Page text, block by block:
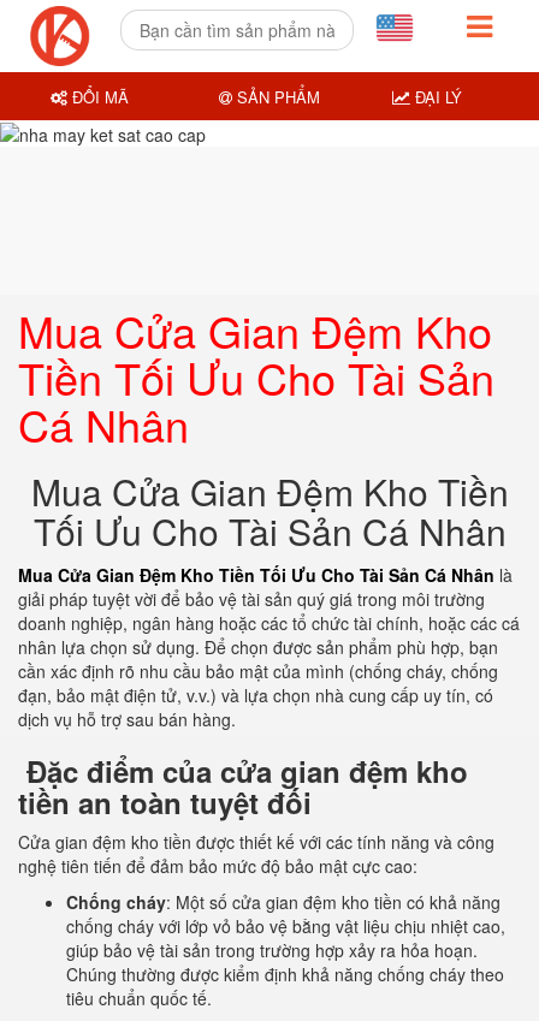
Mua Cửa Gian Đệm Kho
Tiền Tối Ưu Cho Tài Sản
Cá Nhân
Mua Cửa Gian Đệm Kho Tiền
Tối Ưu Cho Tài Sản Cá Nhân
Mua Cửa Gian Đệm Kho Tiền Tối Ưu Cho Tài Sản Cá Nhân là
giải pháp tuyệt vời để bảo vệ tài sản quý giá trong môi trường
doanh nghiệp, ngân hàng hoặc các tổ chức tài chính, hoặc các cá
nhân lựa chọn sử dụng. Để chọn được sản phẩm phù hợp, bạn
cần xác định rõ nhu cầu bảo mật của mình (chống cháy, chống
đạn, bảo mật điện tử, v.v.) và lựa chọn nhà cung cấp uy tín, có
dịch vụ hỗ trợ sau bán hàng.
Đặc điểm của cửa gian đệm kho
tiền an toàn tuyệt đối
Cửa gian đệm kho tiền được thiết kế với các tính năng và công
nghệ tiên tiến để đảm bảo mức độ bảo mật cực cao:
Chống cháy: Một số cửa gian đệm kho tiền có khả năng
chống cháy với lớp vỏ bảo vệ bằng vật liệu chịu nhiệt cao,
giúp bảo vệ tài sản trong trường hợp xảy ra hỏa hoạn.
Chúng thường được kiểm định khả năng chống cháy theo
tiêu chuẩn quốc tế.
ĐỔI MÃ SẢN PHẨM ĐẠI LÝ